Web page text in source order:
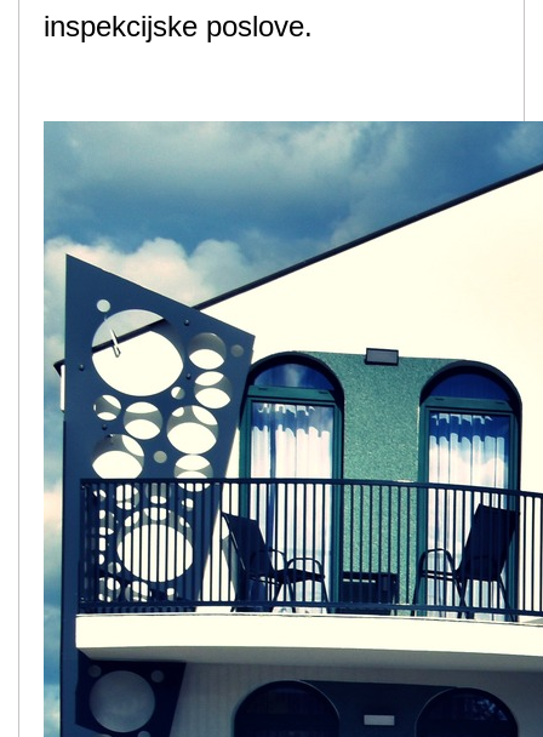
inspekcijske poslove.